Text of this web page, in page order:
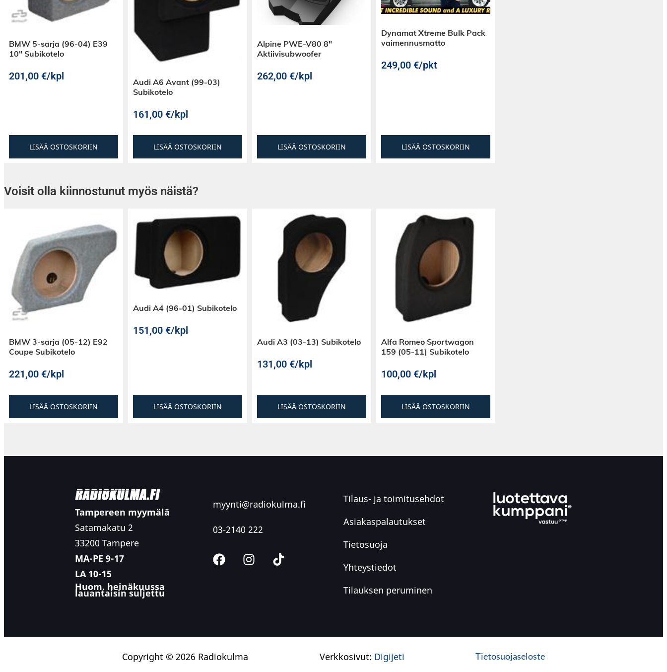
Voimakas ja iskevä bassotoisto
Nautit tukevasta ja kontrolloidusta bassotoistosta, kun lisäät
autoosi SWC-W84S907 subbarin. Tuplakelainen 8″ elementti on
suljetussa kotelossa, joka sopii autosi apukuskin puoleisen
penkin alle.
Mukana kiinnitystarvikkeet
Subbarin mukana toimitetaan vaadittavat kiinnitysraudat ja
Alpine E-sarjan elementti on tukevan metalliverkon alla
suojassa.
Huom: Subwoofer vaatii erillisen vahvistimen.
BMW 5-sarja (96-04) E39
10″ Subikotelo
201,00 €/kpl
LISÄÄ OSTOSKORIIN
Audi A6 Avant (99-03)
Subikotelo
161,00 €/kpl
LISÄÄ OSTOSKORIIN
Alpine PWE-V80 8″
Aktiivisubwoofer
262,00 €/kpl
LISÄÄ OSTOSKORIIN
Dynamat Xtreme Bulk Pack
vaimennusmatto
249,00 €/pkt
LISÄÄ OSTOSKORIIN
Voisit olla kiinnostunut myös näistä?
BMW 3-sarja (05-12) E92
Coupe Subikotelo
221,00 €/kpl
LISÄÄ OSTOSKORIIN
Audi A4 (96-01) Subikotelo
151,00 €/kpl
LISÄÄ OSTOSKORIIN
Audi A3 (03-13) Subikotelo
131,00 €/kpl
LISÄÄ OSTOSKORIIN
Alfa Romeo Sportwagon
159 (05-11) Subikotelo
100,00 €/kpl
LISÄÄ OSTOSKORIIN
Tampereen myymälä
Satamakatu 2
33200 Tampere
MA-PE 9-17
LA 10-15
Huom. heinäkuussa
lauantaisin suljettu
myynti@radiokulma.fi
03-2140 222
Tilaus- ja toimitusehdot
Asiakaspalautukset
Tietosuoja
Yhteystiedot
Tilauksen peruminen
Copyright © 2026 Radiokulma Verkkosivut: Digijeti Tietosuojaseloste